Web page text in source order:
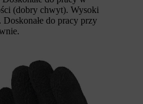
(dobry chwyt). Wysoki
do pracy przy